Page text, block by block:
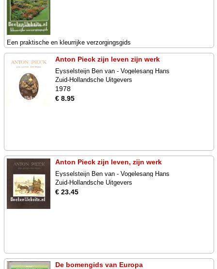
Een praktische en kleurrijke verzorgingsgids
Anton Pieck zijn leven zijn werk
Eysselsteijn Ben van - Vogelesang Hans
Zuid-Hollandsche Uitgevers
1978
€ 8.95
Anton Pieck zijn leven, zijn werk
Eysselsteijn Ben van - Vogelesang Hans
Zuid-Hollandsche Uitgevers
€ 23.45
De bomengids van Europa